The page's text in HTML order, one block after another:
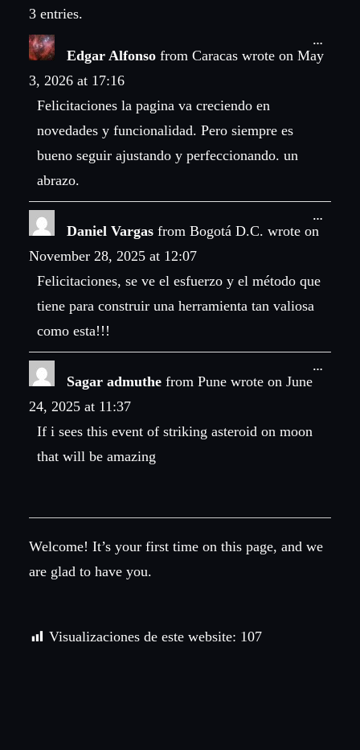
3 entries.
Edgar Alfonso from Caracas wrote on May
3, 2026 at 17:16
Felicitaciones la pagina va creciendo en
novedades y funcionalidad. Pero siempre es
bueno seguir ajustando y perfeccionando. un
abrazo.
…
this
Daniel Vargas from Bogotá D.C. wrote on
November 28, 2025 at 12:07
Felicitaciones, se ve el esfuerzo y el método que
tiene para construir una herramienta tan valiosa
como esta!!!
…
Sagar admuthe from Pune wrote on June
24, 2025 at 11:37
If i sees this event of striking asteroid on moon
that will be amazing
…
Welcome! It’s your first time on this page, and we
are glad to have you.
Visualizaciones de este website: 107